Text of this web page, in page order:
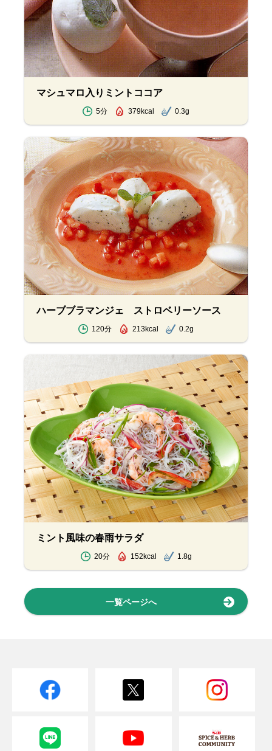
マシュマロ入りミントココア
5分 379kcal 0.3g
ハーブブラマンジェ ストロベリーソース
120分 213kcal 0.2g
ミント風味の春雨サラダ
20分 152kcal 1.8g
一覧ページへ